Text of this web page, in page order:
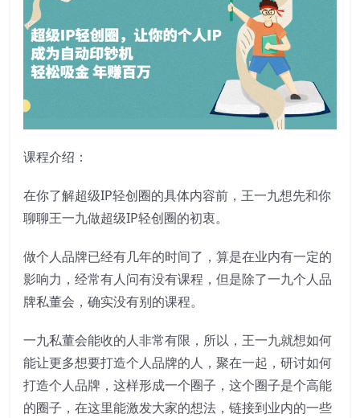
课程介绍：
在你了解超级IP轻创圈的具体内容前，王一九想先和你
聊聊王一九做超级IP轻创圈的初衷。
做个人品牌已经有几年的时间了，算是在业内有一定的
影响力，经常有人问有没有课程，但是除了一九个人品
牌私董会，确实没有别的课程。
一九私董会能收的人非常有限，所以，王一九就想如何
能让更多想要打造个人品牌的人，聚在一起，研讨如何
打造个人品牌，这样形成一个圈子，这个圈子是个高能
的圈子，在这里能激发大家的想法，链接到业内的一些